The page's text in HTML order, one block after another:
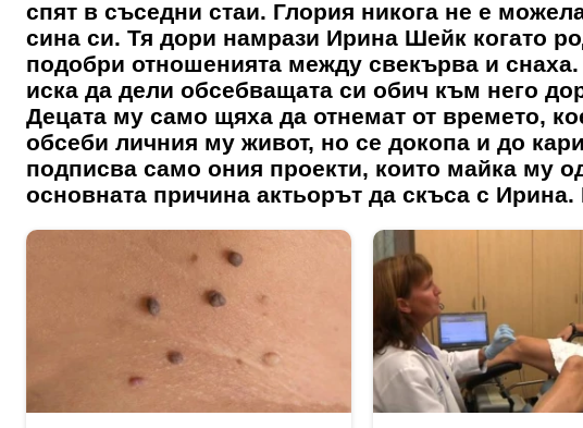
спят в съседни стаи. Глория никога не е
сина си. Тя дори намрази Ирина Шейк когато
подобри отношенията между свекърва и
иска да дели обсебващата си обич към него
Децата му само щяха да отнемат от времето,
обсеби личния му живот, но се докопа и до
подписва само ония проекти, които майка му
основната причина актьорът да скъса с